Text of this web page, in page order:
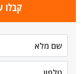
קבלו